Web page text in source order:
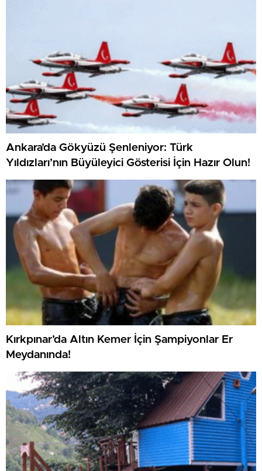
Ankara’da Gökyüzü Şenleniyor: Türk
Yıldızları’nın Büyüleyici Gösterisi İçin Hazır Olun!
Kırkpınar’da Altın Kemer İçin Şampiyonlar Er
Meydanında!